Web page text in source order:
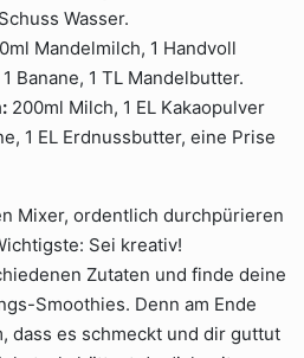
Wasser.
Mandelmilch, 1 Handvoll
Banane, 1 TL Mandelbutter.
200ml Milch, 1 EL Kakaopulver
1 EL Erdnussbutter, eine Prise
Mixer, ordentlich durchpürieren
Sei kreativ!
Zutaten und finde deine
Smoothies. Denn am Ende
dass es schmeckt und dir guttut